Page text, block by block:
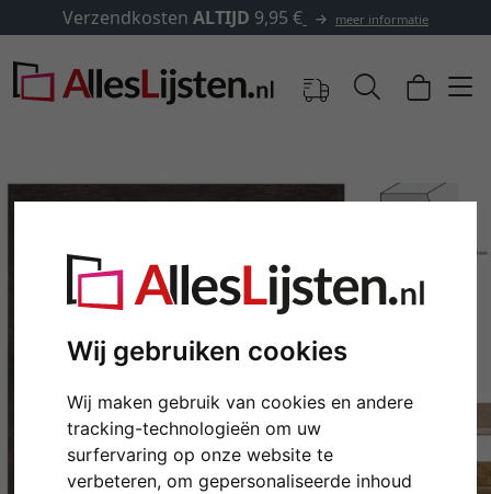
Wij gebruiken cookies
Wij maken gebruik van cookies en andere
tracking-technologieën om uw
surfervaring op onze website te
verbeteren, om gepersonaliseerde inhoud
informatie ✓500.000 artikelen om uit te
Terug